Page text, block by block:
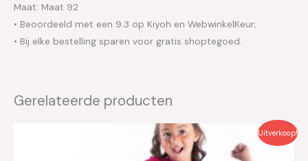
Maat: Maat 92
• Beoordeeld met een 9.3 op Kiyoh en WebwinkelKeur;
• Bij elke bestelling sparen voor gratis shoptegoed.
Gerelateerde producten
Uitverkoop!